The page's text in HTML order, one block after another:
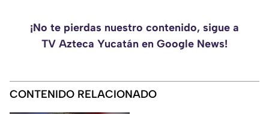
¡No te pierdas nuestro contenido, sigue a
TV Azteca Yucatán en Google News!
CONTENIDO RELACIONADO